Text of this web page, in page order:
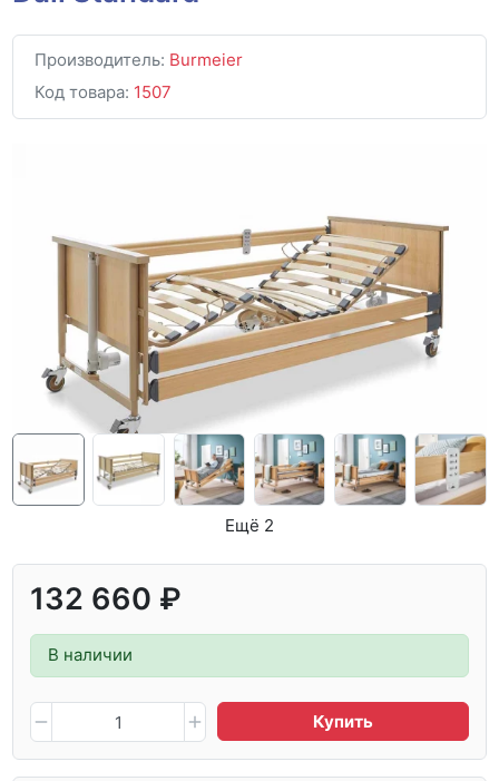
Производитель: Burmeier
Код товара: 1507
Ещё 2
132 660 ₽
В наличии
Купить